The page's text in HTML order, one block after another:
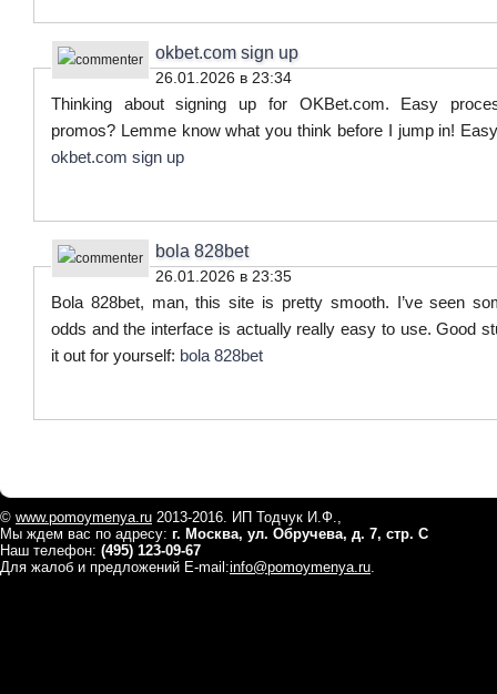
okbet.com sign up
26.01.2026 в 23:34
Thinking about signing up for OKBet.com. Easy
promos? Lemme know what you think before I jump in!
okbet.com sign up
bola 828bet
26.01.2026 в 23:35
Bola 828bet, man, this site is pretty smooth. I’ve seen
odds and the interface is actually really easy to use. Good
it out for yourself: bola 828bet
© www.pomoymenya.ru 2013-2016. ИП Тодчук И.Ф.,
Мы ждем вас по адресу: г. Москва, ул. Обручева, д. 7, стр. С
Наш телефон: (495) 123-09-67
Для жалоб и предложений E-mail:info@pomoymenya.ru.